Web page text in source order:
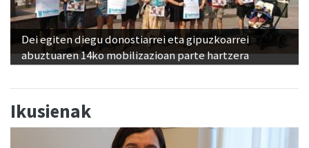
Dei egiten diegu donostiarrei eta gipuzkoarrei
abuztuaren 14ko mobilizazioan parte hartzera
Ikusienak